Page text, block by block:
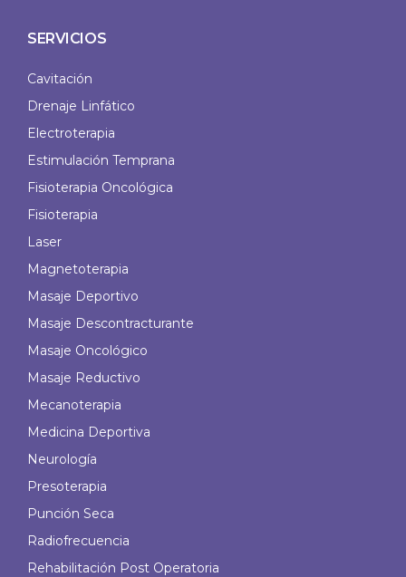
SERVICIOS
Cavitación
Drenaje Linfático
Electroterapia
Estimulación Temprana
Fisioterapia Oncológica
Fisioterapia
Laser
Magnetoterapia
Masaje Deportivo
Masaje Descontracturante
Masaje Oncológico
Masaje Reductivo
Mecanoterapia
Medicina Deportiva
Neurología
Presoterapia
Punción Seca
Radiofrecuencia
Rehabilitación Post Operatoria